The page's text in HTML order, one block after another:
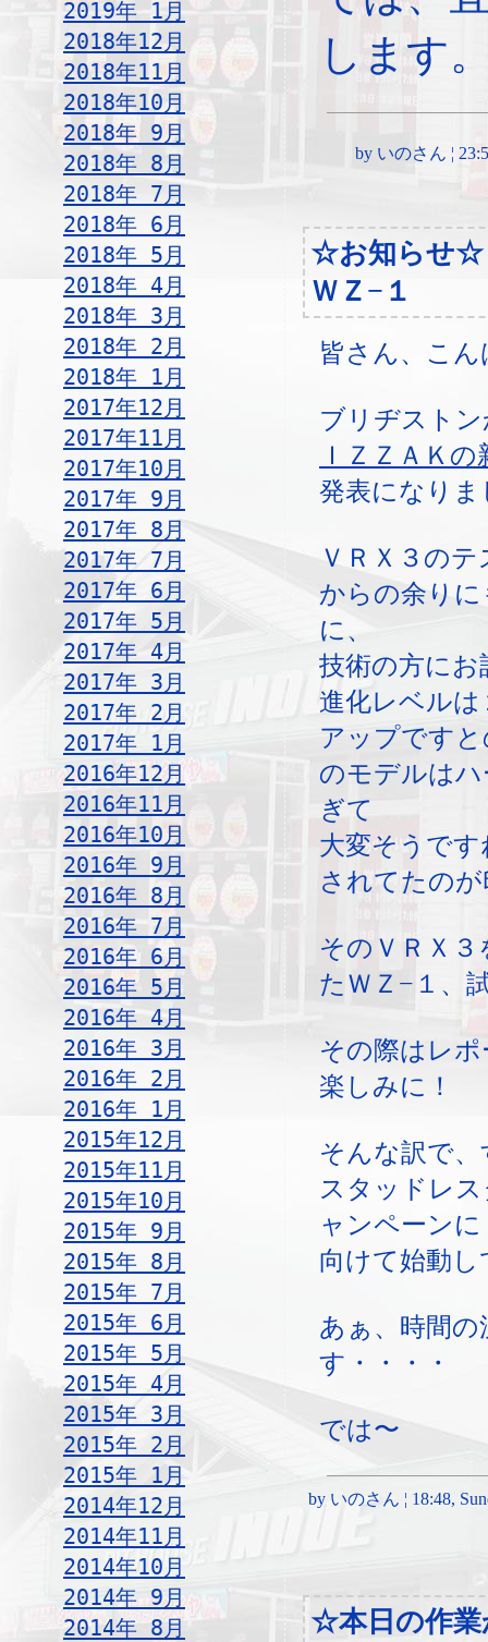
2019年 1月
2018年12月
2018年11月
2018年10月
2018年 9月
2018年 8月
2018年 7月
2018年 6月
2018年 5月
2018年 4月
2018年 3月
2018年 2月
2018年 1月
2017年12月
2017年11月
2017年10月
2017年 9月
2017年 8月
2017年 7月
2017年 6月
2017年 5月
2017年 4月
2017年 3月
2017年 2月
2017年 1月
2016年12月
2016年11月
2016年10月
2016年 9月
2016年 8月
2016年 7月
2016年 6月
2016年 5月
2016年 4月
2016年 3月
2016年 2月
2016年 1月
2015年12月
2015年11月
2015年10月
2015年 9月
2015年 8月
2015年 7月
2015年 6月
2015年 5月
2015年 4月
2015年 3月
2015年 2月
2015年 1月
2014年12月
2014年11月
2014年10月
2014年 9月
2014年 8月
します
by いのさん ¦
☆お知らせ
ＷＺ−１
皆さん、こ
ブリヂスト
ＩＺＺＡＫ
発表になりま
ＶＲＸ３の
からの余り
に、
技術の方にお
進化レベル
アップです
のモデルは
ぎて
大変そうで
されてたの
そのＶＲＸ
たＷＺ−１、
その際はレ
楽しみに！
そんな訳で
スタッドレ
ャンペーンに
向けて始動
あぁ、時間
す・・・・
では〜
by いのさん ¦ 18:48,
☆本日の作